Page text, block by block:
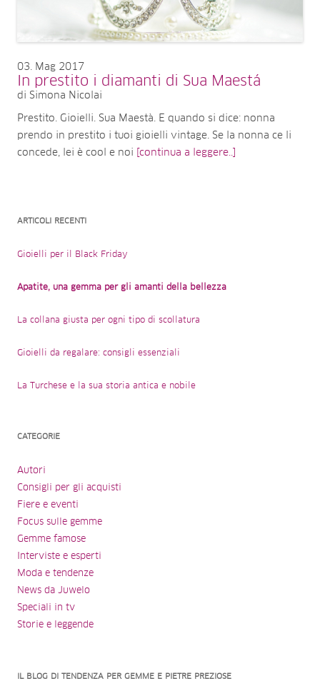
03 Mag 2017
In prestito i diamanti di Sua Maestá
di Simona Nicolai
Prestito. Gioielli. Sua Maestà. E quando si dice: nonna
prendo in prestito i tuoi gioielli vintage. Se la nonna ce li
concede, lei è cool e noi
[continua a leggere..]
ARTICOLI RECENTI
Gioielli per il Black Friday
Apatite, una gemma per gli amanti della bellezza
La collana giusta per ogni tipo di scollatura
Gioielli da regalare: consigli essenziali
La Turchese e la sua storia antica e nobile
CATEGORIE
Autori
Consigli per gli acquisti
Fiere e eventi
Focus sulle gemme
Gemme famose
Interviste e esperti
Moda e tendenze
News da Juwelo
Speciali in tv
Storie e leggende
IL BLOG DI TENDENZA PER GEMME E PIETRE PREZIOSE